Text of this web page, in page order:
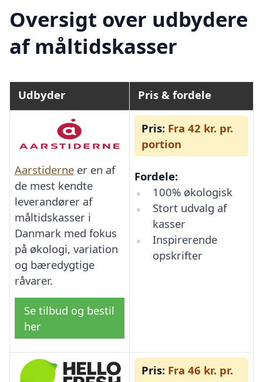
Oversigt over udbydere
af måltidskasser
Udbyder Pris & fordele
Aarstiderne er en af
de mest kendte
leverandører af
måltidskasser i
Danmark med fokus
på økologi, variation
og bæredygtige
råvarer.
Se tilbud og bestil
her
Pris: Fra 42 kr. pr.
portion
Fordele:
100% økologisk
Stort udvalg af
kasser
Inspirerende
opskrifter
Pris: Fra 46 kr. pr.